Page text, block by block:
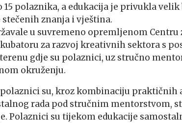
15 polaznika, a edukacija je privukla
znanja i vještina.
u suvremeno opremljenom
za razvoj kreativnih sektora s
gdje su polaznici, uz stručno
okruženju.
su, kroz kombinaciju
rada pod stručnim mentorstvom,
Polaznici su tijekom edukacije